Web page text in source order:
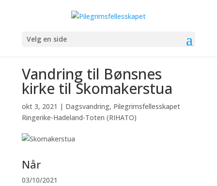
Velg en side
Vandring til Bønsnes
kirke til Skomakerstua
okt 3, 2021 | Dagsvandring, Pilegrimsfellesskapet
Ringerike-Hadeland-Toten (RIHATO)
Når
03/10/2021